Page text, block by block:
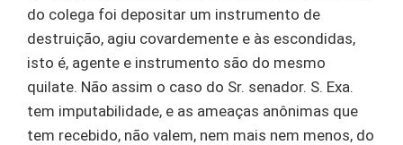
do colega foi depositar um instrumento de
destruição, agiu covardemente e às escondidas,
isto é, agente e instrumento são do mesmo
quilate. Não assim o caso do Sr. senador. S. Exa.
tem imputabilidade, e as ameaças anônimas que
tem recebido, não valem, nem mais nem menos, do